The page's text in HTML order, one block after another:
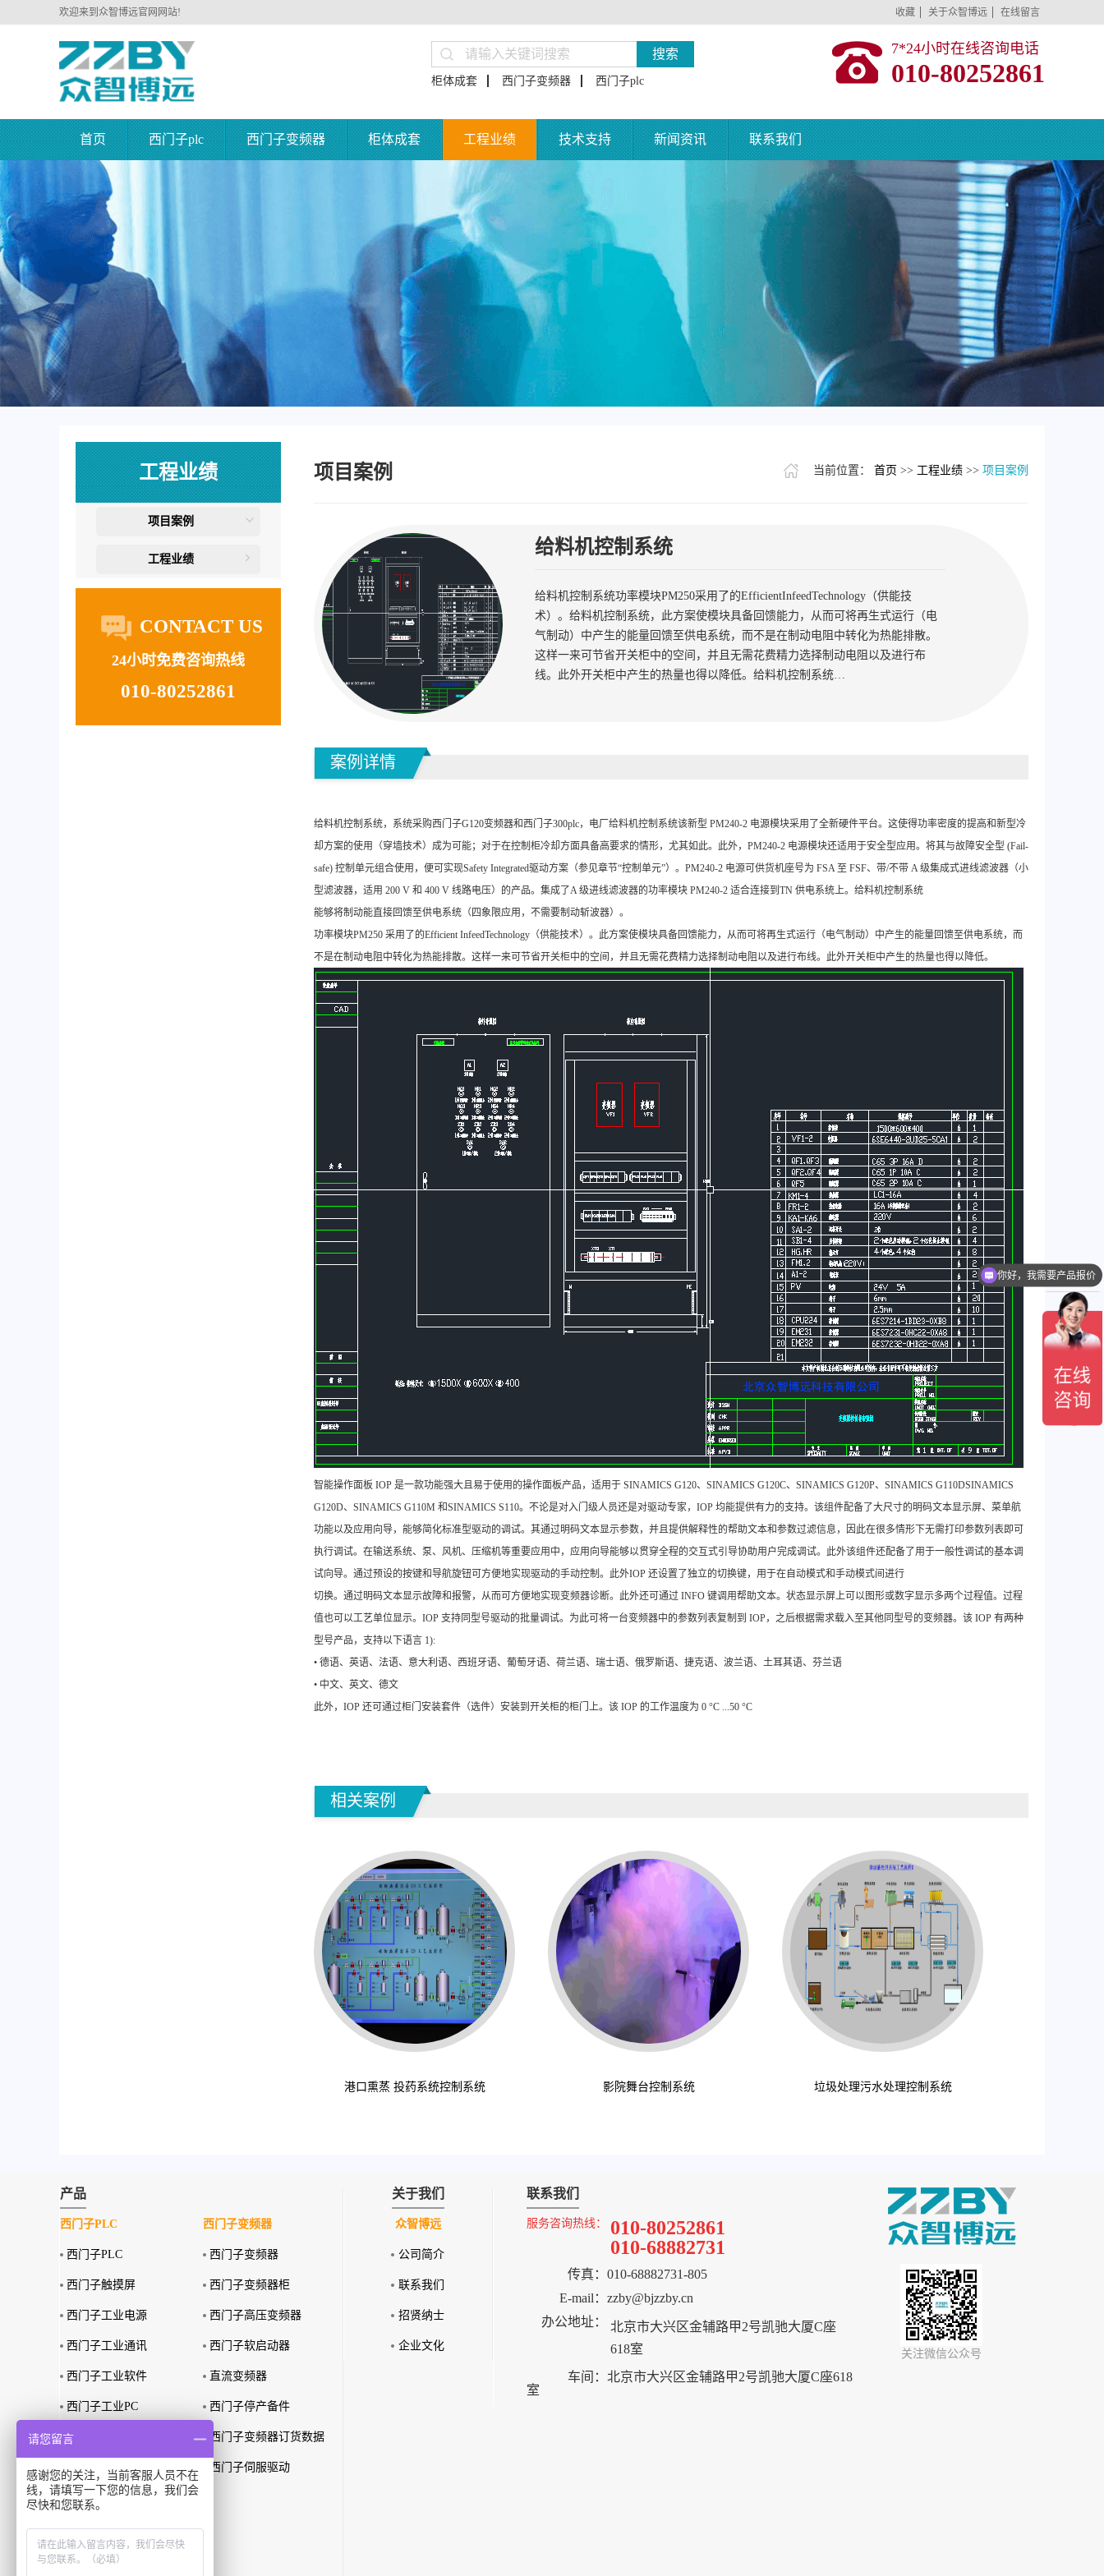
欢迎来到众智博远官网网站! 收藏 关于众智博远 在线留言
搜索
柜体成套 西门子变频器 西门子plc
7*24小时在线咨询电话
010-80252861
首页 西门子plc 西门子变频器 柜体成套 工程业绩 技术支持 新闻资讯 联系我们
工程业绩
项目案例
工程业绩
CONTACT US
24小时免费咨询热线
010-80252861
项目案例 当前位置： 首页 >> 工程业绩 >> 项目案例
给料机控制系统
给料机控制系统功率模块PM250采用了的EfficientInfeedTechnology（供能技
术）。给料机控制系统，此方案使模块具备回馈能力，从而可将再生式运行（电
气制动）中产生的能量回馈至供电系统，而不是在制动电阻中转化为热能排散。
这样一来可节省开关柜中的空间，并且无需花费精力选择制动电阻以及进行布
线。此外开关柜中产生的热量也得以降低。给料机控制系统…
案例详情
给料机控制系统，系统采购西门子G120变频器和西门子300plc，电厂给料机控制系统该新型 PM240-2 电源模块采用了全新硬件平台。这使得功率密度的提高和新型冷
却方案的使用（穿墙技术）成为可能；对于在控制柜冷却方面具备高要求的情形，尤其如此。此外，PM240-2 电源模块还适用于安全型应用。将其与故障安全型 (Fail-
safe) 控制单元组合使用，便可实现Safety Integrated驱动方案（参见章节“控制单元”）。PM240-2 电源可供货机座号为 FSA 至 FSF、带/不带 A 级集成式进线滤波器（小
型滤波器，适用 200 V 和 400 V 线路电压）的产品。集成了A 级进线滤波器的功率模块 PM240-2 适合连接到TN 供电系统上。给料机控制系统
能够将制动能直接回馈至供电系统（四象限应用，不需要制动斩波器）。
功率模块PM250 采用了的Efficient InfeedTechnology（供能技术）。此方案使模块具备回馈能力，从而可将再生式运行（电气制动）中产生的能量回馈至供电系统，而
不是在制动电阻中转化为热能排散。这样一来可节省开关柜中的空间，并且无需花费精力选择制动电阻以及进行布线。此外开关柜中产生的热量也得以降低。
智能操作面板 IOP 是一款功能强大且易于使用的操作面板产品，适用于 SINAMICS G120、SINAMICS G120C、SINAMICS G120P、SINAMICS G110DSINAMICS
G120D、SINAMICS G110M 和SINAMICS S110。不论是对入门级人员还是对驱动专家，IOP 均能提供有力的支持。该组件配备了大尺寸的明码文本显示屏、菜单航
功能以及应用向导，能够简化标准型驱动的调试。其通过明码文本显示参数，并且提供解释性的帮助文本和参数过滤信息，因此在很多情形下无需打印参数列表即可
执行调试。在输送系统、泵、风机、压缩机等重要应用中，应用向导能够以贯穿全程的交互式引导协助用户完成调试。此外该组件还配备了用于一般性调试的基本调
试向导。通过预设的按键和导航旋钮可方便地实现驱动的手动控制。此外IOP 还设置了独立的切换键，用于在自动模式和手动模式间进行
切换。通过明码文本显示故障和报警，从而可方便地实现变频器诊断。此外还可通过 INFO 键调用帮助文本。状态显示屏上可以图形或数字显示多两个过程值。过程
值也可以工艺单位显示。IOP 支持同型号驱动的批量调试。为此可将一台变频器中的参数列表复制到 IOP，之后根据需求载入至其他同型号的变频器。该 IOP 有两种
型号产品，支持以下语言 1):
• 德语、英语、法语、意大利语、西班牙语、葡萄牙语、荷兰语、瑞士语、俄罗斯语、捷克语、波兰语、土耳其语、芬兰语
• 中文、英文、德文
此外，IOP 还可通过柜门安装套件（选件）安装到开关柜的柜门上。该 IOP 的工作温度为 0 °C ...50 °C
相关案例
港口熏蒸 投药系统控制系统 影院舞台控制系统 垃圾处理污水处理控制系统
产品
西门子PLC
西门子PLC
西门子触摸屏
西门子工业电源
西门子工业通讯
西门子工业软件
西门子工业PC
西门子特殊环境产品
西门子故障安全产品
西门子PLC订货数据
西门子识别系统
西门子无线通讯
西门子变频器
西门子变频器
西门子变频器柜
西门子高压变频器
西门子软启动器
直流变频器
西门子停产备件
西门子变频器订货数据
西门子伺服驱动
关于我们
众智博远
公司简介
联系我们
招贤纳士
企业文化
联系我们
服务咨询热线：
010-80252861
010-68882731
传真： 010-68882731-805
E-mail： zzby@bjzzby.cn
办公地址：
北京市大兴区金辅路甲2号凯驰大厦C座
618室
车间： 北京市大兴区金辅路甲2号凯驰大厦C座618
室
关注微信公众号
你好，我需要产品报价
请您留言
感谢您的关注，当前客服人员不在
线，请填写一下您的信息，我们会
尽快和您联系。